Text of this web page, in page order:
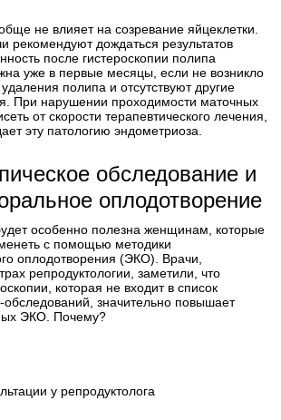
не влияет на созревание яйцеклетки.
рекомендуют дождаться результатов
после гистероскопии полипа
уже в первые месяцы, если не возникло
полипа и отсутствуют другие
При нарушении проходимости маточных
от скорости терапевтического лечения,
эту патологию эндометриоза.
обследование и
оплодотворение
особенно полезна женщинам, которые
с помощью методики
оплодотворения (ЭКО). Врачи,
репродуктологии, заметили, что
которая не входит в список
значительно повышает
ЭКО. Почему?
у репродуктолога